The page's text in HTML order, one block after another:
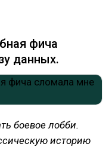
фича
данных.
боевое лобби.
историю